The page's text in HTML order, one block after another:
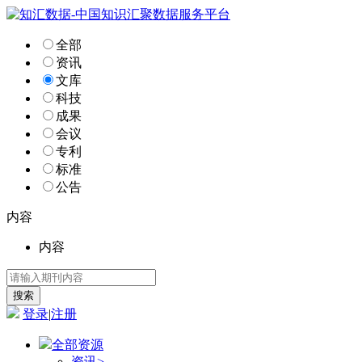
全部
资讯
文库
科技
成果
会议
专利
标准
公告
内容
内容
登录|注册
全部资源